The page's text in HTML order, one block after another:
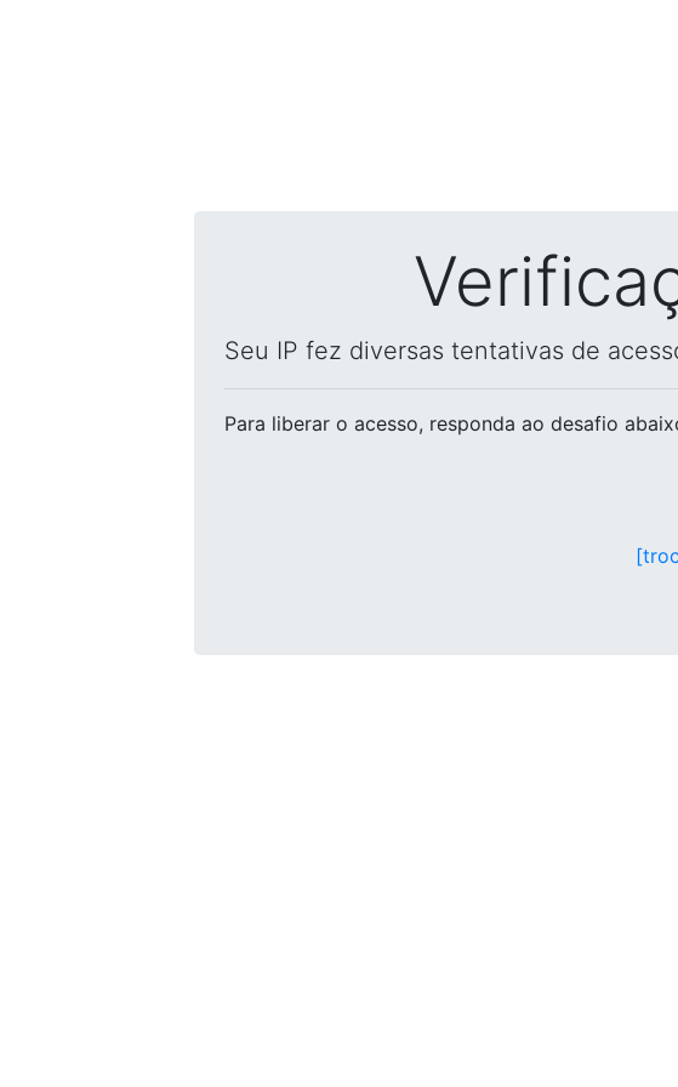
Seu IP fez diversas tentativas de
Para liberar o acesso, responda ao desafio